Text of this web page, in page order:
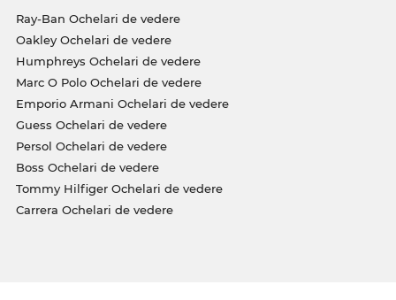
Ray-Ban Ochelari de vedere
Oakley Ochelari de vedere
Humphreys Ochelari de vedere
Marc O Polo Ochelari de vedere
Emporio Armani Ochelari de vedere
Guess Ochelari de vedere
Persol Ochelari de vedere
Boss Ochelari de vedere
Tommy Hilfiger Ochelari de vedere
Carrera Ochelari de vedere